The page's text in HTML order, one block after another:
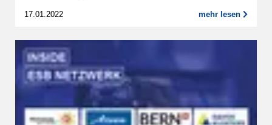
17.01.2022 mehr lesen